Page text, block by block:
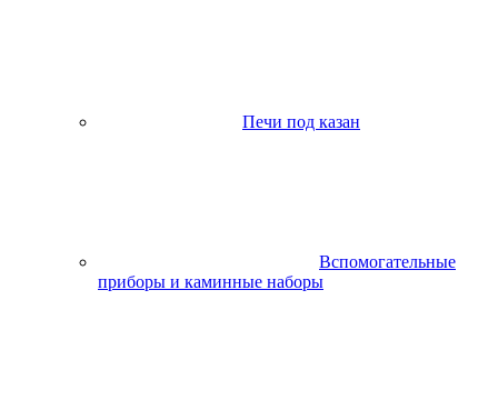
Печи под казан
Вспомогательные
приборы и каминные наборы